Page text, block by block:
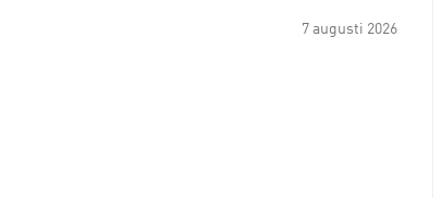
7 augusti 2026